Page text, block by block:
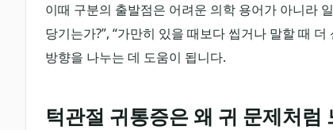
이때 구분의 출발점은 어려운 의학 용어가 아니라
당기는가?”, “가만히 있을 때보다 씹거나 말할 때
방향을 나누는 데 도움이 됩니다.
턱관절 귀통증은 왜 귀 문제처럼